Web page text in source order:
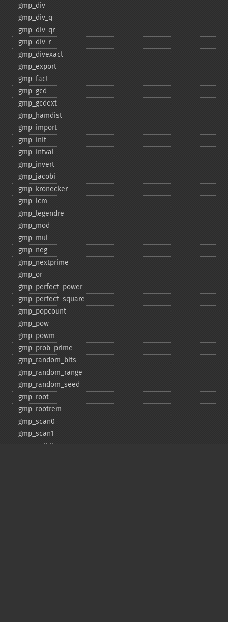
gmp_​div
gmp_​div_​q
gmp_​div_​qr
gmp_​div_​r
gmp_​divexact
gmp_​export
gmp_​fact
gmp_​gcd
gmp_​gcdext
gmp_​hamdist
gmp_​import
gmp_​init
gmp_​intval
gmp_​invert
gmp_​jacobi
gmp_​kronecker
gmp_​lcm
gmp_​legendre
gmp_​mod
gmp_​mul
gmp_​neg
gmp_​nextprime
gmp_​or
gmp_​perfect_​power
gmp_​perfect_​square
gmp_​popcount
gmp_​pow
gmp_​powm
gmp_​prob_​prime
gmp_​random_​bits
gmp_​random_​range
gmp_​random_​seed
gmp_​root
gmp_​rootrem
gmp_​scan0
gmp_​scan1
gmp_​setbit